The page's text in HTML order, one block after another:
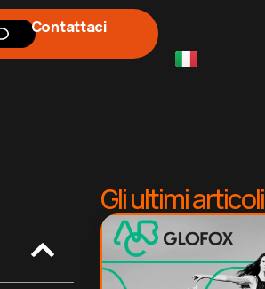
Contattaci
Gli ultimi articoli